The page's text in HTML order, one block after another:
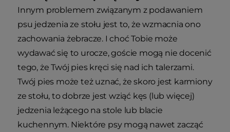
Innym problemem związanym z podawaniem
psu jedzenia ze stołu jest to, że wzmacnia ono
zachowania żebracze. I choć Tobie może
wydawać się to urocze, goście mogą nie docenić
tego, że Twój pies kręci się nad ich talerzami.
Twój pies może też uznać, że skoro jest karmiony
ze stołu, to dobrze jest wziąć kęs (lub więcej)
jedzenia leżącego na stole lub blacie
kuchennym. Niektóre psy mogą nawet zacząć